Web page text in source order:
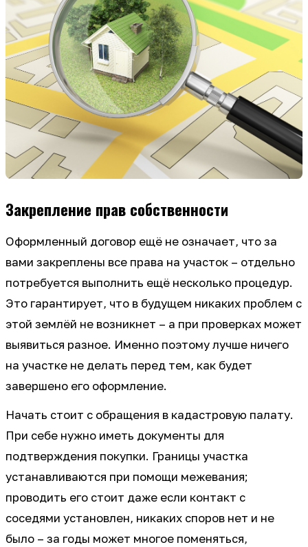
Закрепление прав собственности
Оформленный договор ещё не означает, что за
вами закреплены все права на участок – отдельно
потребуется выполнить ещё несколько процедур.
Это гарантирует, что в будущем никаких проблем с
этой землёй не возникнет – а при проверках может
выявиться разное. Именно поэтому лучше ничего
на участке не делать перед тем, как будет
завершено его оформление.
Начать стоит с обращения в кадастровую палату.
При себе нужно иметь документы для
подтверждения покупки. Границы участка
устанавливаются при помощи межевания;
проводить его стоит даже если контакт с
соседями установлен, никаких споров нет и не
было – за годы может многое поменяться,